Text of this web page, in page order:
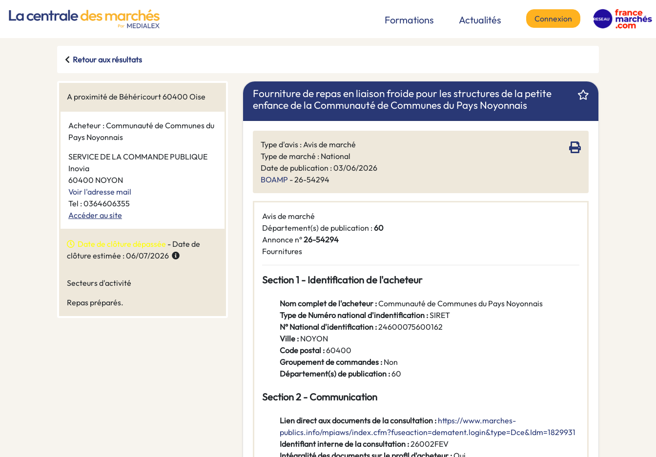
Formations Actualités Connexion
Retour aux résultats
A proximité de Béhéricourt 60400 Oise
Acheteur : Communauté de Communes du
Pays Noyonnais
SERVICE DE LA COMMANDE PUBLIQUE
Inovia
60400 NOYON
Voir l'adresse mail
Tel : 0364606355
Accéder au site
Date de clôture dépassée - Date de
clôture estimée : 06/07/2026
Secteurs d'activité
Repas préparés.
Fourniture de repas en liaison froide pour les structures de la petite
enfance de la Communauté de Communes du Pays Noyonnais
Type d'avis : Avis de marché
Type de marché : National
Date de publication : 03/06/2026
BOAMP - 26-54294
Avis de marché
Département(s) de publication : 60
Annonce n°26-54294
Fournitures
Section 1 - Identification de l'acheteur
Nom complet de l'acheteur :Communauté de Communes du Pays Noyonnais
Type de Numéro national d'indentification :SIRET
N° National d'identification :24600075600162
Ville : NOYON
Code postal :60400
Groupement de commandes : Non
Département(s) de publication :60
Section 2 - Communication
Lien direct aux documents de la consultation : https://www.marches-
publics.info/mpiaws/index.cfm?fuseaction=dematent.login&type=Dce&Idm=1829931
Identifiant interne de la consultation :26002FEV